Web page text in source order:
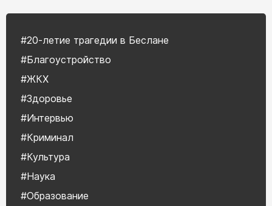
#20-летие трагедии в Беслане
#Благоустройство
#ЖКХ
#Здоровье
#Интервью
#Криминал
#Культура
#Наука
#Образование